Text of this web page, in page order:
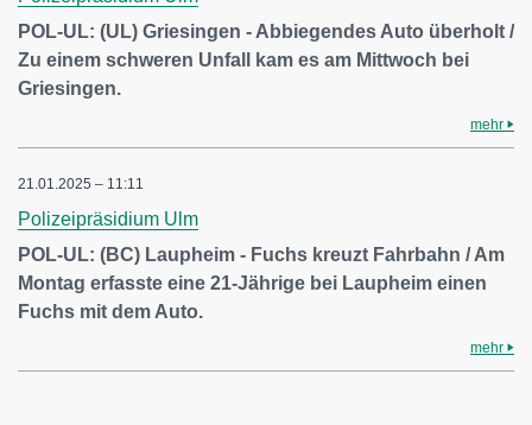
POL-UL: (UL) Griesingen - Abbiegendes Auto überholt /
Zu einem schweren Unfall kam es am Mittwoch bei
Griesingen.
mehr
21.01.2025 – 11:11
Polizeipräsidium Ulm
POL-UL: (BC) Laupheim - Fuchs kreuzt Fahrbahn / Am
Montag erfasste eine 21-Jährige bei Laupheim einen
Fuchs mit dem Auto.
mehr